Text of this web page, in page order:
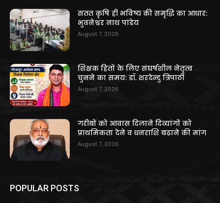
सतत कृषि ही भविष्य की समृद्धि का आधार:
भुवनेश्वर नाथ पांडेय
August 7, 2026
शिक्षक हितों के लिए संघर्षशील नेतृत्व
चुनने का समय: डॉ. शरदेन्दु त्रिपाठी
August 7, 2026
गरीबों को आवास दिलाने दिव्यांगों को
प्राथमिकता देने व धनराशि बढ़ाने की मांग
August 7, 2026
POPULAR POSTS